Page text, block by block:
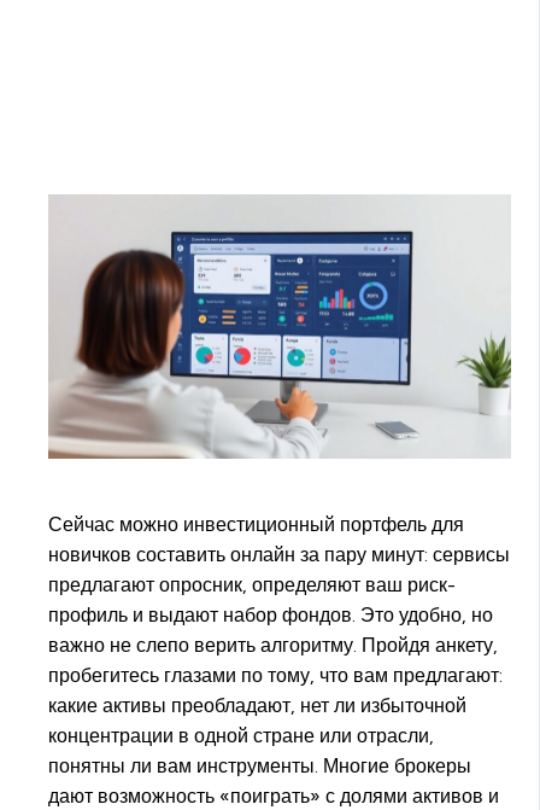
Сейчас можно инвестиционный портфель для
новичков составить онлайн за пару минут: сервисы
предлагают опросник, определяют ваш риск-
профиль и выдают набор фондов. Это удобно, но
важно не слепо верить алгоритму. Пройдя анкету,
пробегитесь глазами по тому, что вам предлагают:
какие активы преобладают, нет ли избыточной
концентрации в одной стране или отрасли,
понятны ли вам инструменты. Многие брокеры
дают возможность «поиграть» с долями активов и